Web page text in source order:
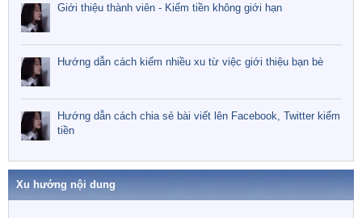
Giới thiệu thành viên - Kiếm tiền không giới hạn
Hướng dẫn cách kiếm nhiều xu từ việc giới thiệu bạn bè
Hướng dẫn cách chia sẻ bài viết lên Facebook, Twitter kiếm
tiền
Xu hướng nội dung